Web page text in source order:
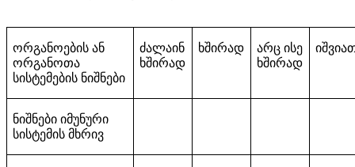
ორგანოების ან
ორგანოთა
სისტემების ნიშნები
ძალაინ
ხშირად
ხშირად
არც ისე
ხშირად
ნიშნები იმუნური
სისტემის მხრივ